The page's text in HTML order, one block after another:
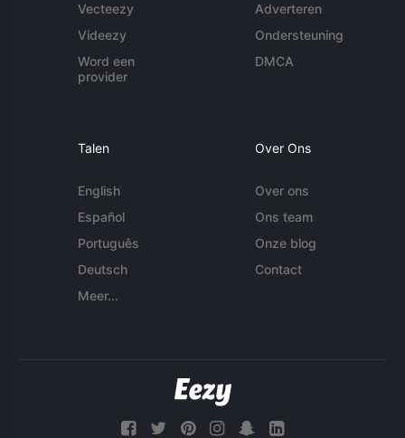
Vecteezy
Videezy
Word een
provider
Adverteren
Ondersteuning
DMCA
Talen
English
Español
Português
Deutsch
Meer...
Over Ons
Over ons
Ons team
Onze blog
Contact